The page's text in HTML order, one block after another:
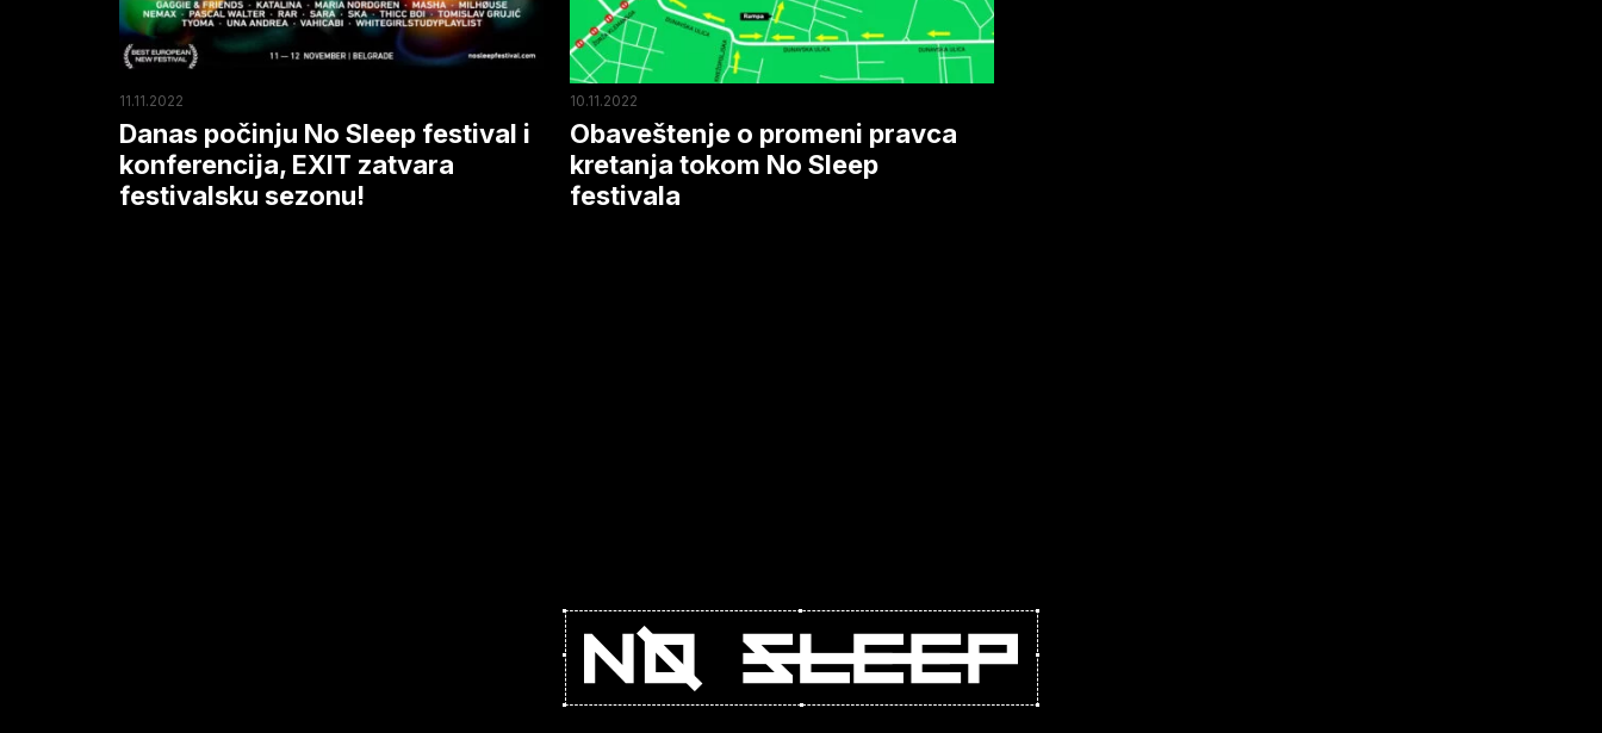
konferencija,
EXIT
zatvara
festivalsku
sezonu!
11.11.2022
Danas počinju No Sleep festival i
konferencija, EXIT zatvara
festivalsku sezonu!
No
Sleep
festivala
10.11.2022
Obaveštenje o promeni pravca
kretanja tokom No Sleep
festivala